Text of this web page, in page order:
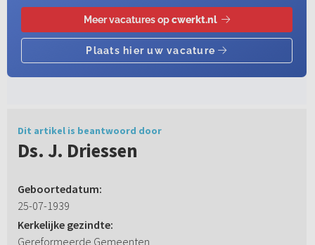
Dit artikel is beantwoord door
Ds. J. Driessen
Geboortedatum:
25-07-1939
Kerkelijke gezindte:
Gereformeerde Gemeenten